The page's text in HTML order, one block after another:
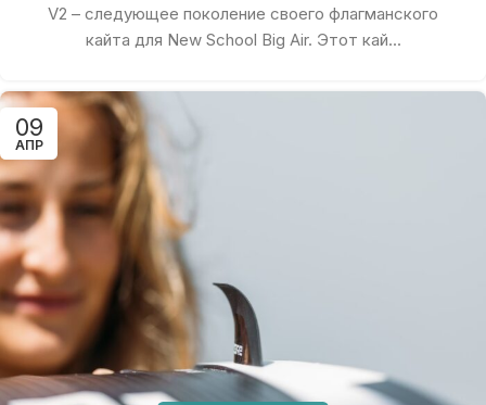
V2 – следующее поколение своего флагманского
кайта для New School Big Air. Этот кай...
09
АПР